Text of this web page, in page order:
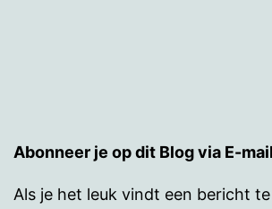
Abonneer je op dit Blog via E-mail
Als je het leuk vindt een bericht